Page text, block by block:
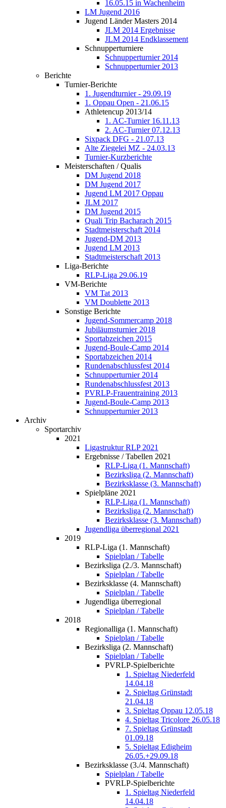
16.05.15 in Wachenheim
LM Jugend 2016
Jugend Länder Masters 2014
JLM 2014 Ergebnisse
JLM 2014 Endklassement
Schnupperturniere
Schnupperturnier 2014
Schnupperturnier 2013
Berichte
Turnier-Berichte
1. Jugendturnier - 29.09.19
1. Oppau Open - 21.06.15
Athletencup 2013/14
1. AC-Turnier 16.11.13
2. AC-Turnier 07.12.13
Sixpack DFG - 21.07.13
Alte Ziegelei MZ - 24.03.13
Turnier-Kurzberichte
Meisterschaften / Qualis
DM Jugend 2018
DM Jugend 2017
Jugend LM 2017 Oppau
JLM 2017
DM Jugend 2015
Quali Trip Bacharach 2015
Stadtmeisterschaft 2014
Jugend-DM 2013
Jugend LM 2013
Stadtmeisterschaft 2013
Liga-Berichte
RLP-Liga 29.06.19
VM-Berichte
VM Tat 2013
VM Doublette 2013
Sonstige Berichte
Jugend-Sommercamp 2018
Jubiläumsturnier 2018
Sportabzeichen 2015
Jugend-Boule-Camp 2014
Sportabzeichen 2014
Rundenabschlussfest 2014
Schnupperturnier 2014
Rundenabschlussfest 2013
PVRLP-Frauentraining 2013
Jugend-Boule-Camp 2013
Schnupperturnier 2013
Archiv
Sportarchiv
2021
Ligastruktur RLP 2021
Ergebnisse / Tabellen 2021
RLP-Liga (1. Mannschaft)
Bezirksliga (2. Mannschaft)
Bezirksklasse (3. Mannschaft)
Spielpläne 2021
RLP-Liga (1. Mannschaft)
Bezirksliga (2. Mannschaft)
Bezirksklasse (3. Mannschaft)
Jugendliga überregional 2021
2019
RLP-Liga (1. Mannschaft)
Spielplan / Tabelle
Bezirksliga (2./3. Mannschaft)
Spielplan / Tabelle
Bezirksklasse (4. Mannschaft)
Spielplan / Tabelle
Jugendliga überregional
Spielplan / Tabelle
2018
Regionalliga (1. Mannschaft)
Spielplan / Tabelle
Bezirksliga (2. Mannschaft)
Spielplan / Tabelle
PVRLP-Spielberichte
1. Spieltag Niederfeld
14.04.18
2. Spieltag Grünstadt
21.04.18
3. Spieltag Oppau 12.05.18
4. Spieltag Tricolore 26.05.18
7. Spieltag Grünstadt
01.09.18
5. Spieltag Edigheim
26.05.+29.09.18
Bezirksklasse (3./4. Mannschaft)
Spielplan / Tabelle
PVRLP-Spielberichte
1. Spieltag Niederfeld
14.04.18